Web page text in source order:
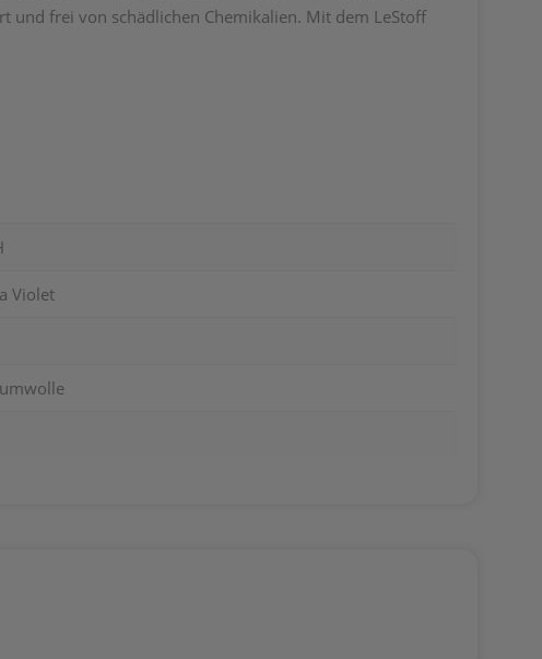
und frei von schädlichen Chemikalien. Mit dem LeStoff
Violet